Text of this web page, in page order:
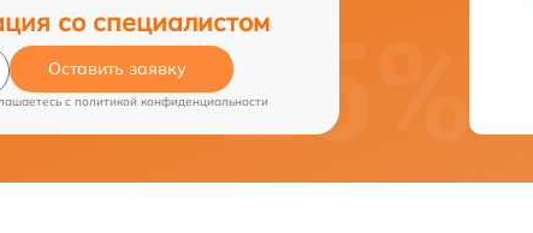
со специалистом
Оставить заявку
c политикой конфиденциальности